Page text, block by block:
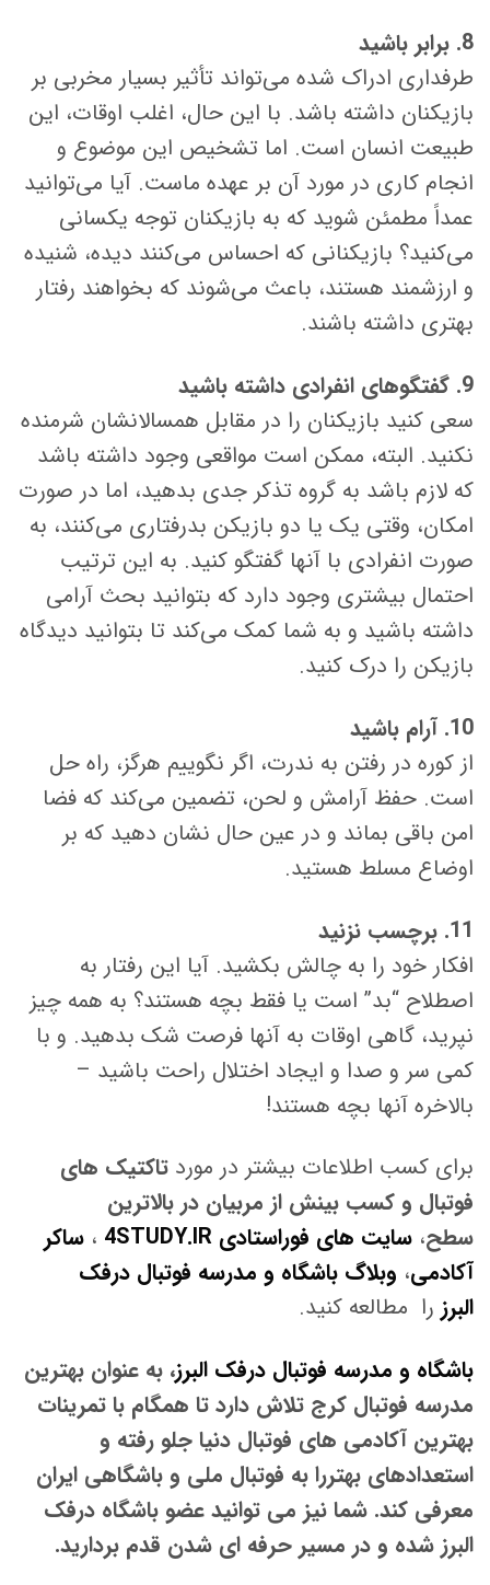
8. برابر باشید
طرفداری ادراک شده می‌تواند تأثیر بسیار مخربی بر
بازیکنان داشته باشد. با این حال، اغلب اوقات، این
طبیعت انسان است. اما تشخیص این موضوع و
انجام کاری در مورد آن بر عهده ماست. آیا می‌توانید
عمداً مطمئن شوید که به بازیکنان توجه یکسانی
می‌کنید؟ بازیکنانی که احساس می‌کنند دیده، شنیده
و ارزشمند هستند، باعث می‌شوند که بخواهند رفتار
بهتری داشته باشند.
9. گفتگوهای انفرادی داشته باشید
سعی کنید بازیکنان را در مقابل همسالانشان شرمنده
نکنید. البته، ممکن است مواقعی وجود داشته باشد
که لازم باشد به گروه تذکر جدی بدهید، اما در صورت
امکان، وقتی یک یا دو بازیکن بدرفتاری می‌کنند، به
صورت انفرادی با آنها گفتگو کنید. به این ترتیب
احتمال بیشتری وجود دارد که بتوانید بحث آرامی
داشته باشید و به شما کمک می‌کند تا بتوانید دیدگاه
بازیکن را درک کنید.
10. آرام باشید
از کوره در رفتن به ندرت، اگر نگوییم هرگز، راه حل
است. حفظ آرامش و لحن، تضمین می‌کند که فضا
امن باقی بماند و در عین حال نشان دهید که بر
اوضاع مسلط هستید.
11. برچسب نزنید
افکار خود را به چالش بکشید. آیا این رفتار به
اصطلاح “بد” است یا فقط بچه هستند؟ به همه چیز
نپرید، گاهی اوقات به آنها فرصت شک بدهید. و با
کمی سر و صدا و ایجاد اختلال راحت باشید –
بالاخره آنها بچه هستند!
برای کسب اطلاعات بیشتر در موردتاکتیک های
فوتبال و کسب بینش از مربیان در بالاترین
سطح،سایت های فوراستادی 4STUDY.IR ،ساکر
آکادمی، وبلاگ باشگاه و مدرسه فوتبال درفک
البرز را مطالعه کنید.
باشگاه و مدرسه فوتبال درفک البرز، به عنوان بهترین
مدرسه فوتبال کرج تلاش دارد تا همگام با تمرینات
بهترین آکادمی های فوتبال دنیا جلو رفته و
استعدادهای بهتررا به فوتبال ملی و باشگاهی ایران
معرفی کند. شما نیز می توانید عضو باشگاه درفک
البرز شده و در مسیر حرفه ای شدن قدم بردارید.